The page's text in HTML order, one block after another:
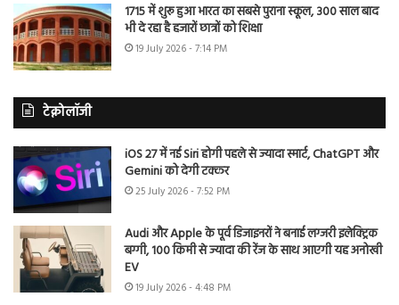
1715 में शुरू हुआ भारत का सबसे पुराना स्कूल, 300 साल बाद
भी दे रहा है हजारों छात्रों को शिक्षा
19 July 2026 - 7:14 PM
टेक्नोलॉजी
iOS 27 में नई Siri होगी पहले से ज्यादा स्मार्ट, ChatGPT और
Gemini को देगी टक्कर
25 July 2026 - 7:52 PM
Audi और Apple के पूर्व डिजाइनरों ने बनाई लग्जरी इलेक्ट्रिक
बग्गी, 100 किमी से ज्यादा की रेंज के साथ आएगी यह अनोखी
EV
19 July 2026 - 4:48 PM